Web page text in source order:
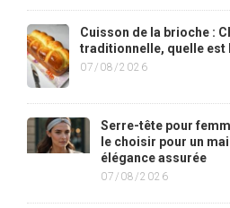
Cuisson de la brioche :
traditionnelle, quelle est
07/08/2026
Serre-tête pour
le choisir pour un
élégance assurée
07/08/2026